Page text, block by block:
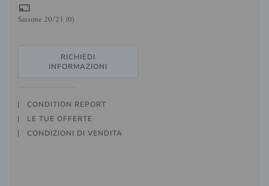
%
Sassone 20/21 (0)
RICHIEDI
INFORMAZIONI
CONDITION REPORT
LE TUE OFFERTE
CONDIZIONI DI VENDITA